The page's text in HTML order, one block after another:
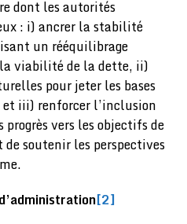
dont les autorités
: i) ancrer la stabilité
un rééquilibrage
viabilité de la dette, ii)
pour jeter les bases
et iii) renforcer l’inclusion
vers les objectifs de
soutenir les perspectives
[2]